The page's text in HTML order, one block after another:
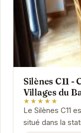
Silènes C11 -
Villages du
★★★★★
Le Silènes C11
situé dans la